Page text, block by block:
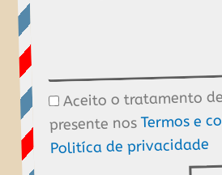
Tratamento
de
dados
Aceito o tratamento
presente nosTermos e
Politíca de privacidade